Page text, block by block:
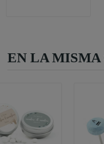
EN LA